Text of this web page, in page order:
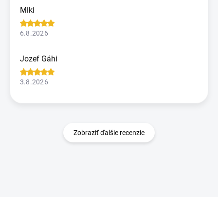
Miki
6.8.2026
Jozef Gáhi
3.8.2026
Zobraziť ďalšie recenzie